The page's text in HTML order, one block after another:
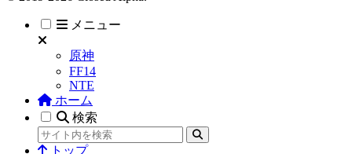
メニュー
原神
FF14
NTE
ホーム
検索
トップ